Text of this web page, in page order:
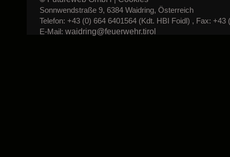
Sonnwendstraße 9, 6384 Waidring, Österreich
Telefon: +43 (0) 664 6401564 (Kdt. HBI Foidl) , Fax: +43
E-Mail: waidring@feuerwehr.tirol